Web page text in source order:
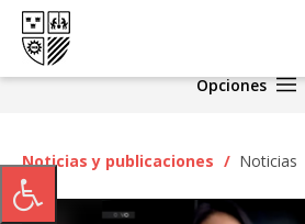
Opciones
Noticias y publicaciones / Noticias